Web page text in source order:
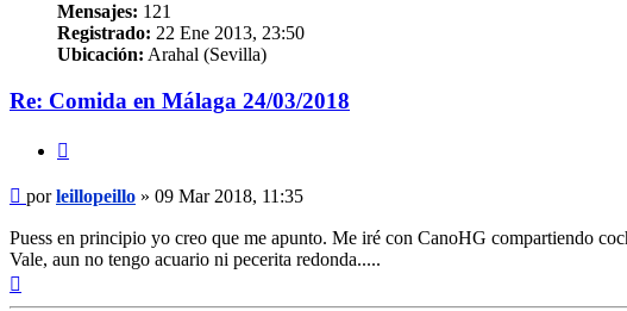
Mensajes: 121
Registrado: 22 Ene 2013, 23:50
Ubicación: Arahal (Sevilla)
Re: Comida en Málaga 24/03/2018
Mensaje
porleillopeillo » 09 Mar 2018, 11:35
Puess en principio yo creo que me apunto. Me iré con CanoHG compartiendo
Vale, aun no tengo acuario ni pecerita redonda.....